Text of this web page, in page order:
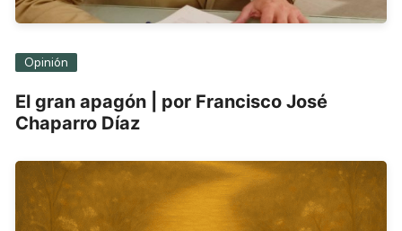
Opinión
El gran apagón | por Francisco José
Chaparro Díaz